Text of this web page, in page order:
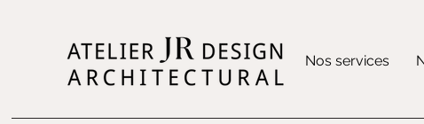
Nos services